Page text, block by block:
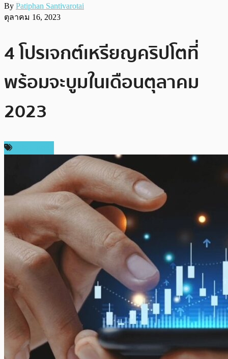
By Patiphan Santivarotai
ตุลาคม 16, 2023
4 โปรเจกต์เหรียญคริปโตที่
พร้อมจะบูมในเดือนตุลาคม
2023